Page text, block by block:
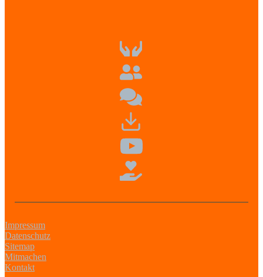
Impressum
Datenschutz
Sitemap
Mitmachen
Kontakt